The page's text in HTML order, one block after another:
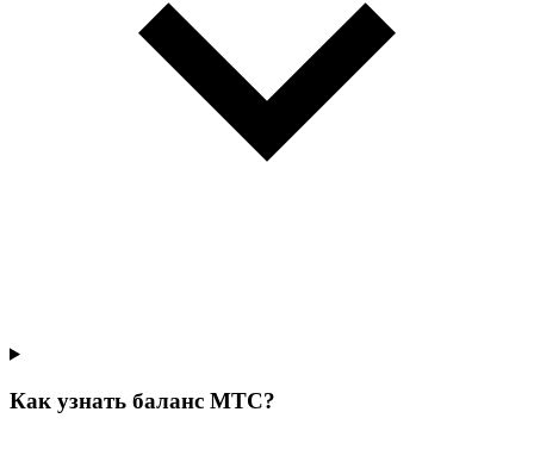
Как узнать баланс МТС?